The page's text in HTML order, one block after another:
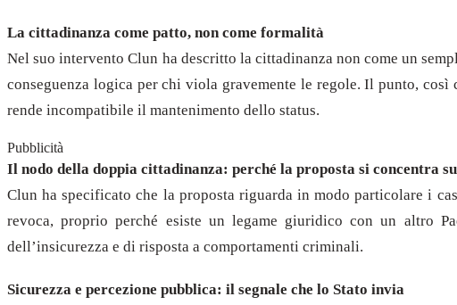
La cittadinanza come patto, non come formalità
Nel suo intervento Clun ha descritto la cittadinanza non come un
conseguenza logica per chi viola gravemente le regole. Il punto,
rende incompatibile il mantenimento dello status.
Pubblicità
Il nodo della doppia cittadinanza: perché la proposta si concentra
Clun ha specificato che la proposta riguarda in modo particolare i
revoca, proprio perché esiste un legame giuridico con un altro
dell’insicurezza e di risposta a comportamenti criminali.
Sicurezza e percezione pubblica: il segnale che lo Stato invia